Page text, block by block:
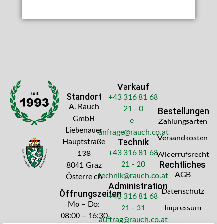
Standort
A. Rauch
GmbH
Liebenauer
Hauptstraße
138
8041 Graz
Österreich
Öffnungszeiten
Mo – Do:
08:00 – 16:30
Verkauf
+43 316 81 68
21 - 0
e-
anfrage@rauch.co.at
Technik
+43 316 81 68
21 - 20
technik@rauch.co.at
Administration
+43 316 81 68
21 - 31
auftrag@rauch.co.at
Bestellungen
Zahlungsarten
Versandkosten
Widerrufsrecht
Rechtliches
AGB
Datenschutz
Impressum